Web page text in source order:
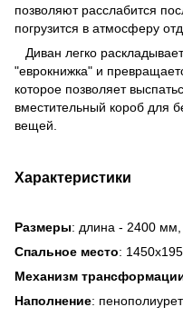
позволяют расслабится
погрузится в атмосферу
Диван легко
"еврокнижка" и
которое позволяет
вместительный короб для
вещей.
Характеристики
Размеры: длина - 2400
Спальное место:
Механизм
Наполнение: